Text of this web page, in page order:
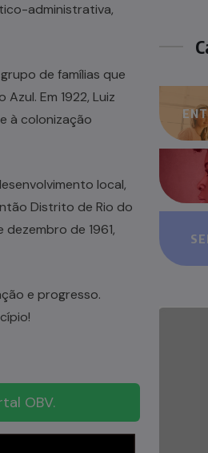
administrativa,
de famílias que
Em 1922, Luiz
à colonização
local,
Distrito de Rio do
de 1961,
e progresso.
OBV.